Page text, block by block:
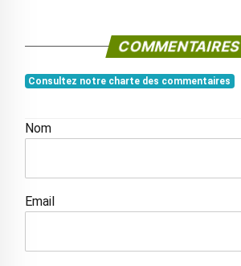
COMMENTAIRES
Consultez notre charte des commentaires
Nom
Email